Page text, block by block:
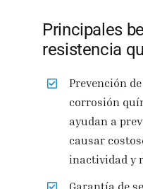
Principales
resistencia
Prevención
corrosión
ayudan a
causar
inactividad y